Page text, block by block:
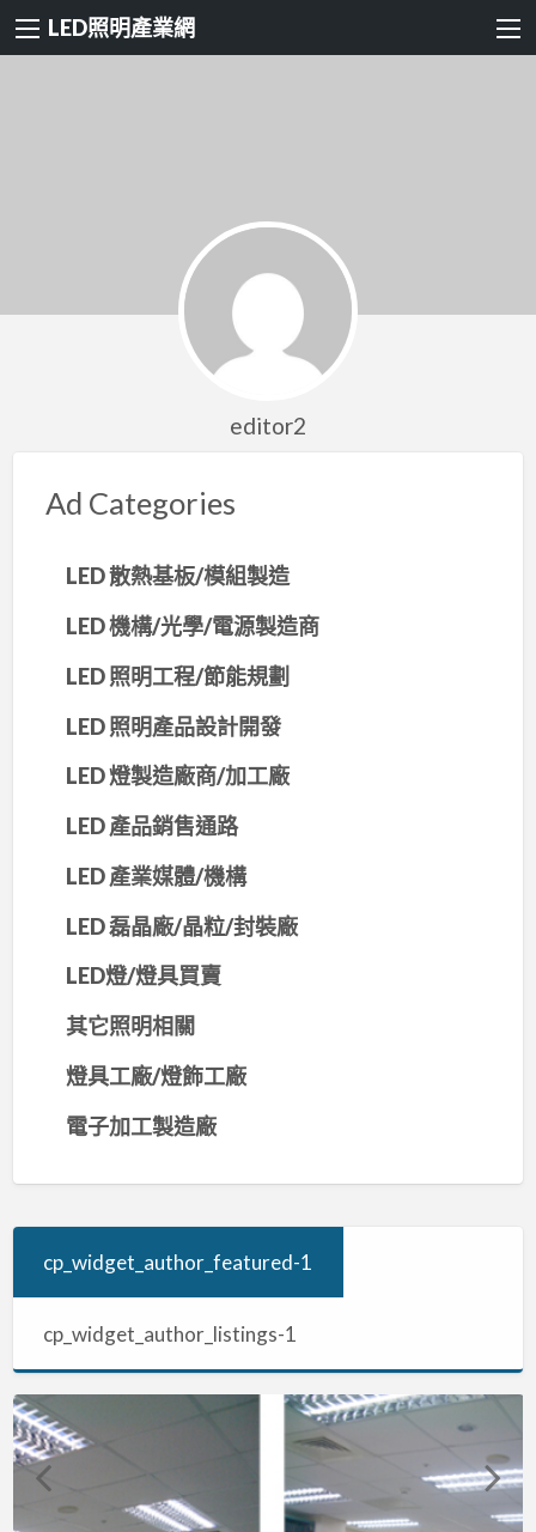
LED照明產業網
editor2
Ad Categories
LED 散熱基板/模組製造
LED 機構/光學/電源製造商
LED 照明工程/節能規劃
LED 照明產品設計開發
LED 燈製造廠商/加工廠
LED 產品銷售通路
LED 產業媒體/機構
LED 磊晶廠/晶粒/封裝廠
LED燈/燈具買賣
其它照明相關
燈具工廠/燈飾工廠
電子加工製造廠
cp_widget_author_featured-1
cp_widget_author_listings-1